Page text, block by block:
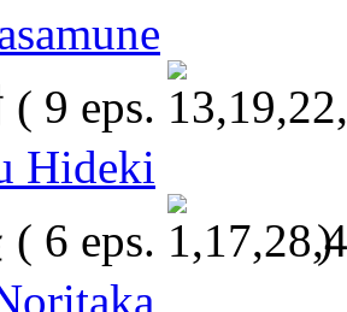
( 9 eps.
Hideki
( 6 eps.
)